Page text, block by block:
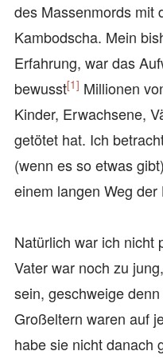
des Massenmords mit
Kambodscha. Mein
Erfahrung, war das
bewusst[1] Millionen
Kinder, Erwachsene,
getötet hat. Ich
(wenn es so etwas
einem langen Weg der
Natürlich war ich nicht
Vater war noch zu
sein, geschweige
Großeltern waren auf
habe sie nicht danach